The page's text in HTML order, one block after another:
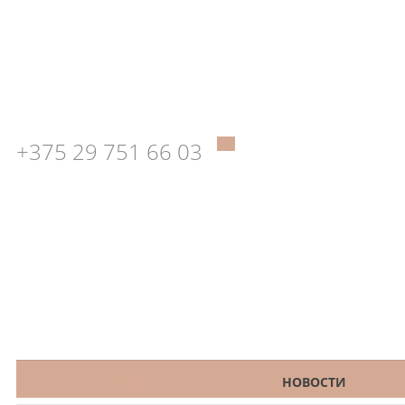
+375 29 751 66 03
НОВОСТИ